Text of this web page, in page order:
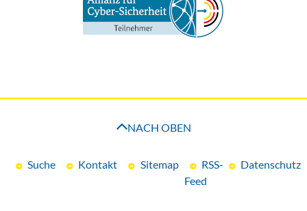
Suche Kontakt Sitemap
RSS-
Feed
Datenschutz
NACH OBEN